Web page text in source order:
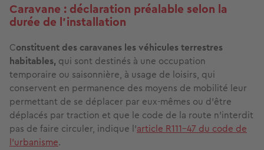
Caravane : déclaration préalable selon la
durée de l’installation
Constituent des caravanes les véhicules terrestres
habitables, qui sont destinés à une occupation
temporaire ou saisonnière, à usage de loisirs, qui
conservent en permanence des moyens de mobilité leur
permettant de se déplacer par eux-mêmes ou d'être
déplacés par traction et que le code de la route n'interdit
pas de faire circuler, indique l’article R111-47 du code de
l’urbanisme.